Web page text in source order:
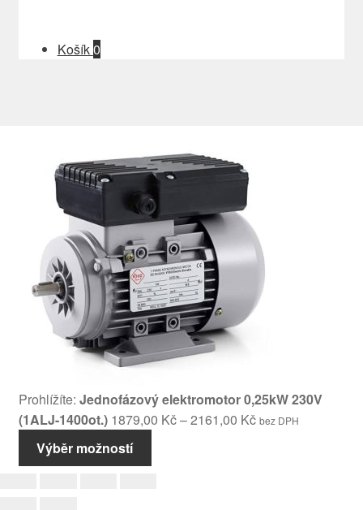
Košík0
Prohlížíte: Jednofázový elektromotor 0,25kW 230V
(1ALJ-1400ot.) 1879,00 Kč–2161,00 KčRozpětí
bez DPH
Výběr možností